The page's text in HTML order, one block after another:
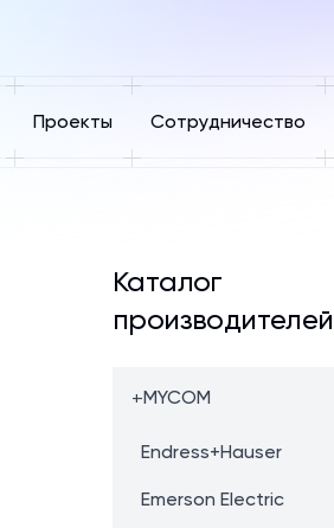
Проекты Сотрудничество
Каталог
производителей
+MYCOM
Endress+Hauser
Emerson Electric